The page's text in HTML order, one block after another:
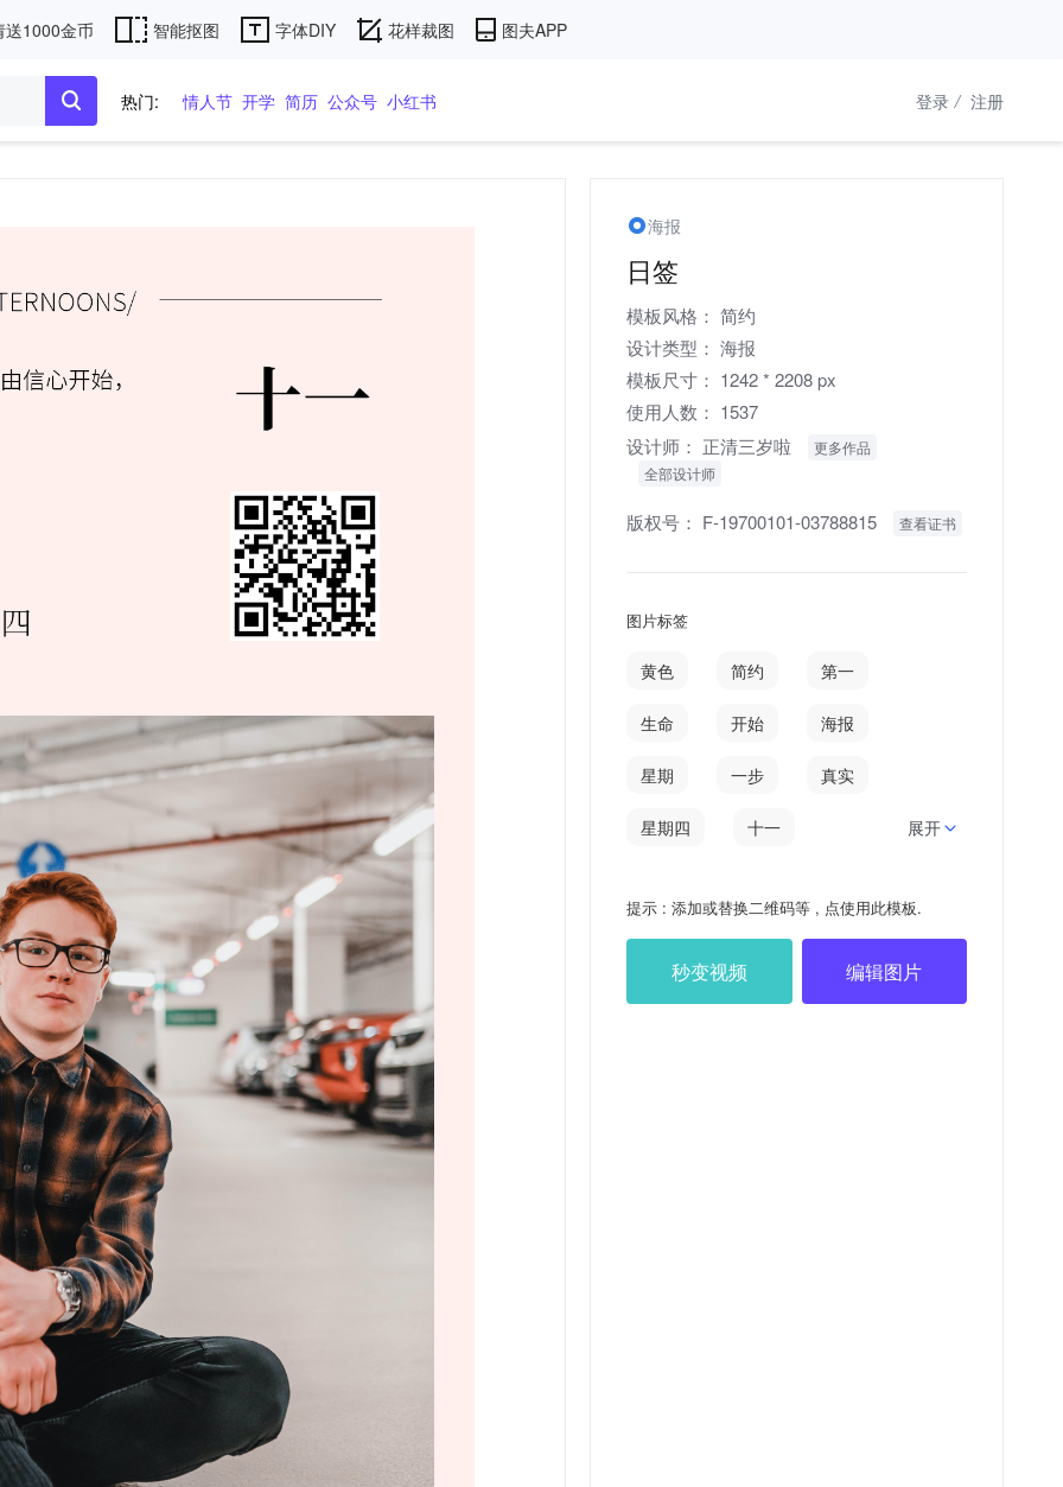
送1000金币 智能抠图 字体DIY 花样裁图 图夫APP
热门: 情人节 开学 简历 公众号 小红书 登录 / 注册
海报
日签
模板风格： 简约
设计类型： 海报
模板尺寸： 1242 * 2208 px
使用人数： 1537
设计师： 正清三岁啦
更多作品
全部设计师
版权号： F-19700101-03788815 查看证书
图片标签
黄色 简约 第一
生命 开始 海报
星期 一步 真实
星期四 十一
第一步
展开
提示 : 添加或替换二维码等 , 点使用此模板.
秒变视频 编辑图片